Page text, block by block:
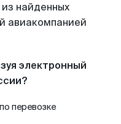
найденных
авиакомпанией
электронный
перевозке